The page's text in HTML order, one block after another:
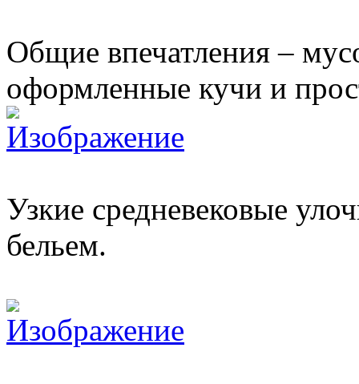
Общие впечатления –
оформленные кучи и
Узкие средневековые
бельем.